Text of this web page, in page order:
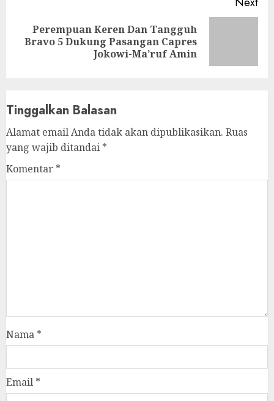
Next
Perempuan Keren Dan Tangguh
Bravo 5 Dukung Pasangan Capres
Jokowi-Ma’ruf Amin
Tinggalkan Balasan
Alamat email Anda tidak akan dipublikasikan. Ruas
yang wajib ditandai *
Komentar *
Nama *
Email *